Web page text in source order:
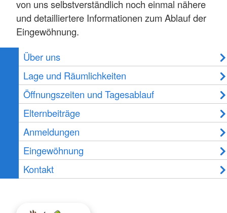
von uns selbstverständlich noch einmal nähere
und detailliertere Informationen zum Ablauf der
Eingewöhnung.
Über uns
Lage und Räumlichkeiten
Öffnungszeiten und Tagesablauf
Elternbeiträge
Anmeldungen
Eingewöhnung
Kontakt